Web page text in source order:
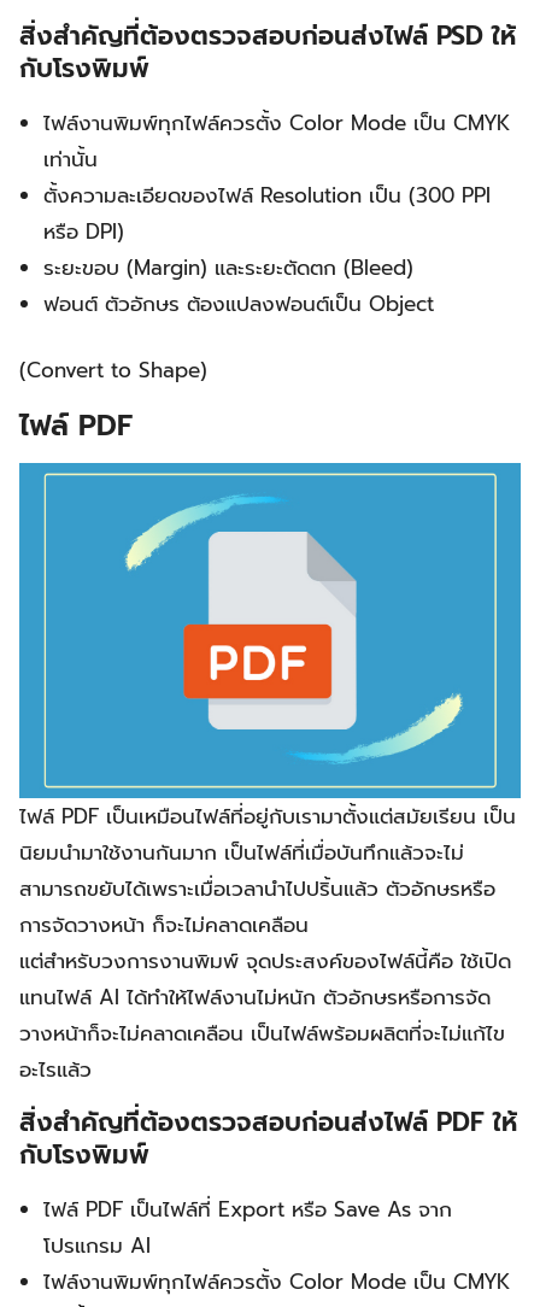
สิ่งสำคัญที่ต้องตรวจสอบก่อนส่งไฟล์ PSD ให้
กับโรงพิมพ์
ไฟล์งานพิมพ์ทุกไฟล์ควรตั้ง Color Mode เป็น CMYK
เท่านั้น
ตั้งความละเอียดของไฟล์ Resolution เป็น (300 PPI
หรือ DPI)
ระยะขอบ (Margin) และระยะตัดตก (Bleed)
ฟอนต์ ตัวอักษร ต้องแปลงฟอนต์เป็น Object
(Convert to Shape)
ไฟล์ PDF
ไฟล์ PDF เป็นเหมือนไฟล์ที่อยู่กับเรามาตั้งแต่สมัยเรียน เป็น
นิยมนำมาใช้งานกันมาก เป็นไฟล์ที่เมื่อบันทึกแล้วจะไม่
สามารถขยับได้เพราะเมื่อเวลานำไปปริ้นแล้ว ตัวอักษรหรือ
การจัดวางหน้า ก็จะไม่คลาดเคลือน
แต่สำหรับวงการงานพิมพ์ จุดประสงค์ของไฟล์นี้คือ ใช้เปิด
แทนไฟล์ AI ได้ทำให้ไฟล์งานไม่หนัก ตัวอักษรหรือการจัด
วางหน้าก็จะไม่คลาดเคลือน เป็นไฟล์พร้อมผลิตที่จะไม่แก้ไข
อะไรแล้ว
สิ่งสำคัญที่ต้องตรวจสอบก่อนส่งไฟล์ PDFให้
กับโรงพิมพ์
ไฟล์ PDF เป็นไฟล์ที่ Export หรือ Save As จาก
โปรแกรม AI
ไฟล์งานพิมพ์ทุกไฟล์ควรตั้ง Color Mode เป็น CMYK